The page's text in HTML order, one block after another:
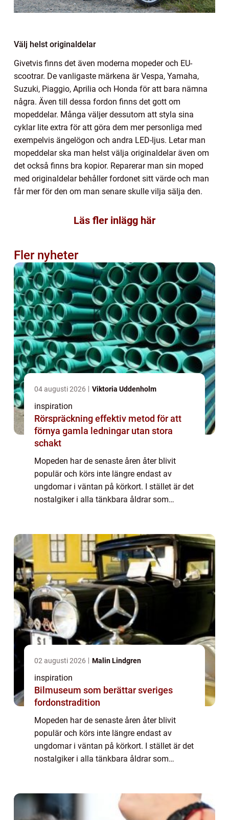
Välj helst originaldelar
Givetvis finns det även moderna mopeder och EU-
scootrar. De vanligaste märkena är Vespa, Yamaha,
Suzuki, Piaggio, Aprilia och Honda för att bara nämna
några. Även till dessa fordon finns det gott om
mopeddelar. Många väljer dessutom att styla sina
cyklar lite extra för att göra dem mer personliga med
exempelvis ängelögon och andra LED-ljus. Letar man
mopeddelar ska man helst välja originaldelar även om
det också finns bra kopior. Reparerar man sin moped
med originaldelar behåller fordonet sitt värde och man
får mer för den om man senare skulle vilja sälja den.
Läs fler inlägg här
Fler nyheter
04 augusti 2026 Viktoria Uddenholm
inspiration
Rörspräckning effektiv metod för att
förnya gamla ledningar utan stora
schakt
Mopeden har de senaste åren åter blivit
populär och körs inte längre endast av
ungdomar i väntan på körkort. I stället är det
nostalgiker i alla tänkbara åldrar som
02 augusti 2026 Malin Lindgren
inspiration
Bilmuseum som berättar sveriges
fordonstradition
Mopeden har de senaste åren åter blivit
populär och körs inte längre endast av
ungdomar i väntan på körkort. I stället är det
nostalgiker i alla tänkbara åldrar som